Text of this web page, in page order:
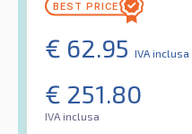
€ 62.95 IVA inclusa
€ 251.80
IVA inclusa